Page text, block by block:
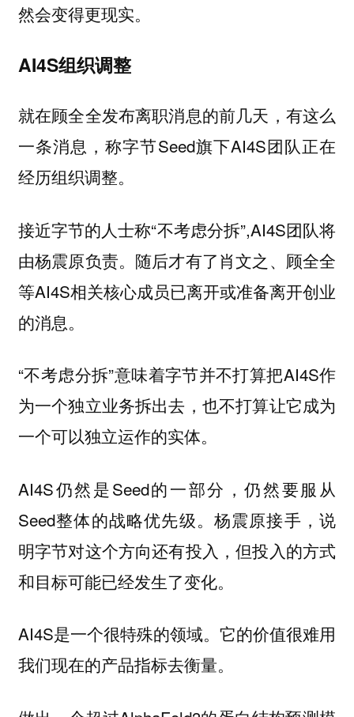
然会变得更现实。
AI4S组织调整
就在顾全全发布离职消息的前几天，有这么
一条消息，称字节Seed旗下AI4S团队正在
经历组织调整。
接近字节的人士称“不考虑分拆”,AI4S团队将
由杨震原负责。随后才有了肖文之、顾全全
等AI4S相关核心成员已离开或准备离开创业
的消息。
“不考虑分拆”意味着字节并不打算把AI4S作
为一个独立业务拆出去，也不打算让它成为
一个可以独立运作的实体。
AI4S仍然是Seed的一部分，仍然要服从
Seed整体的战略优先级。杨震原接手，说
明字节对这个方向还有投入，但投入的方式
和目标可能已经发生了变化。
AI4S是一个很特殊的领域。它的价值很难用
我们现在的产品指标去衡量。